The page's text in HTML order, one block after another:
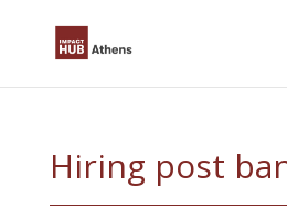
Hiring post